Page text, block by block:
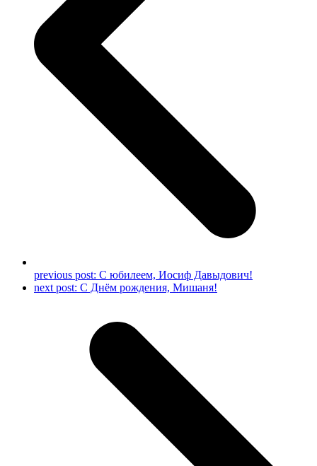
previous post: С юбилеем, Иосиф Давыдович!
next post: С Днём рождения, Мишаня!